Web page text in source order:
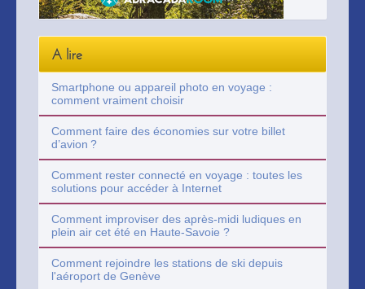
A lire
Smartphone ou appareil photo en voyage :
comment vraiment choisir
Comment faire des économies sur votre billet
d’avion ?
Comment rester connecté en voyage : toutes les
solutions pour accéder à Internet
Comment improviser des après-midi ludiques en
plein air cet été en Haute-Savoie ?
Comment rejoindre les stations de ski depuis
l'aéroport de Genève